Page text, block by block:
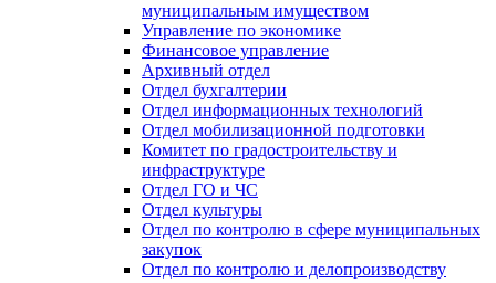
муниципальным имуществом
Управление по экономике
Финансовое управление
Архивный отдел
Отдел бухгалтерии
Отдел информационных технологий
Отдел мобилизационной подготовки
Комитет по градостроительству и
инфраструктуре
Отдел ГО и ЧС
Отдел культуры
Отдел по контролю в сфере муниципальных
закупок
Отдел по контролю и делопроизводству